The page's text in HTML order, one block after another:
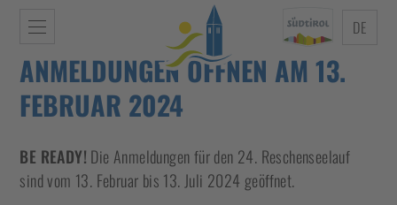
DE
ANMELDUNGEN ÖFFNEN AM 13.
FEBRUAR 2024
BE READY! Die Anmeldungen für den 24. Reschenseelauf
sind vom 13. Februar bis 13. Juli 2024 geöffnet.